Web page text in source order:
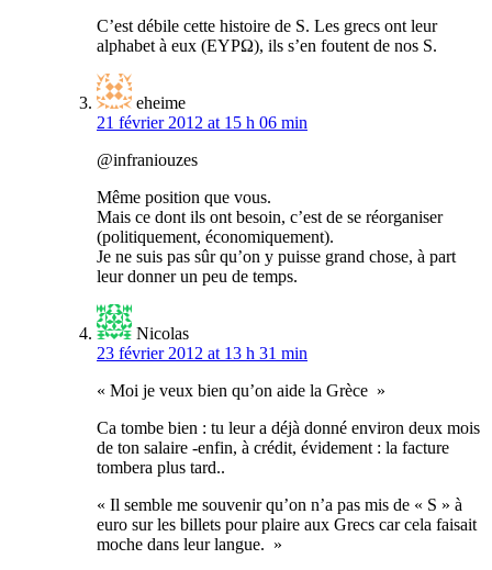
C’est débile cette histoire de S. Les grecs ont leur
alphabet à eux (EYPΩ), ils s’en foutent de nos S.
eheime
21 février 2012 at 15 h 06 min
@infraniouzes
Même position que vous.
Mais ce dont ils ont besoin, c’est de se réorganiser
(politiquement, économiquement).
Je ne suis pas sûr qu’on y puisse grand chose, à part
leur donner un peu de temps.
Nicolas
23 février 2012 at 13 h 31 min
« Moi je veux bien qu’on aide la Grèce »
Ca tombe bien : tu leur a déjà donné environ deux mois
de ton salaire -enfin, à crédit, évidement : la facture
tombera plus tard..
« Il semble me souvenir qu’on n’a pas mis de « S » à
euro sur les billets pour plaire aux Grecs car cela faisait
moche dans leur langue. »